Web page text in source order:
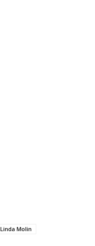
Linda Molin